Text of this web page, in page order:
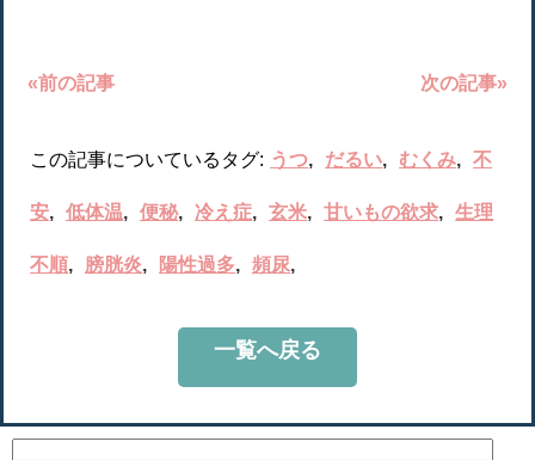
«前の記事 次の記事»
この記事についているタグ: うつ だるい むくみ 不
安 低体温 便秘 冷え症 玄米 甘いもの欲求 生理
不順 膀胱炎 陽性過多 頻尿
一覧へ戻る